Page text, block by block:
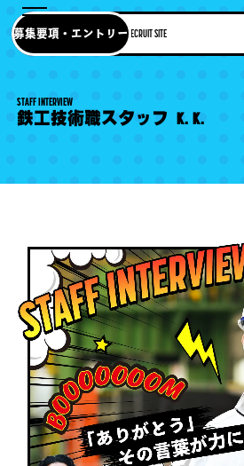
RECRUIT SITE
募集要項・エントリー
STAFF INTERVIEW
鉄工技術職スタッフ K.K.